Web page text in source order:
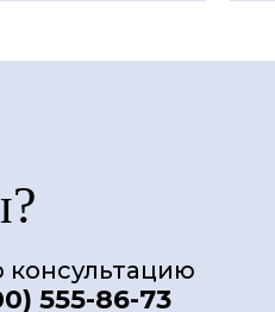
консультацию
555-86-73